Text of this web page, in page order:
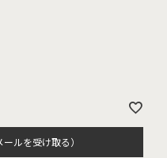
ルを受け取る）